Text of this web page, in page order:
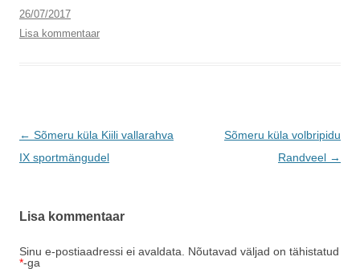
26/07/2017
Lisa kommentaar
Postituste
töölaud
← Sõmeru küla Kiili vallarahva
IX sportmängudel
Sõmeru küla volbripidu
Randveel →
Lisa kommentaar
Sinu e-postiaadressi ei avaldata.
Nõutavad väljad on tähistatud
*-ga